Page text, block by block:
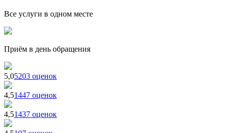
Все услуги в одном месте
Приём в день обращения
5,05203 оценок
4,51447 оценок
4,51437 оценок